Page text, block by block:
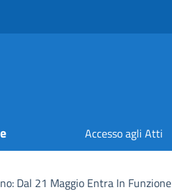
Accesso agli Atti
Dal 21 Maggio Entra In Funzione